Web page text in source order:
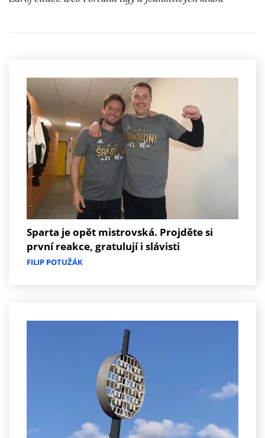
Sparta je opět mistrovská. Projděte si
první reakce, gratulují i slávisti
FILIP POTUŽÁK